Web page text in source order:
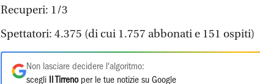
Recuperi: 1/3
Spettatori: 4.375 (di cui 1.757 abbonati e 151 ospiti)
Non lasciare decidere l'algoritmo:
scegli
Il Tirrenoper le tue notizie su Google